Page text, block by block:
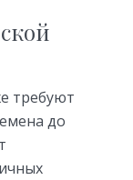
требуют
до